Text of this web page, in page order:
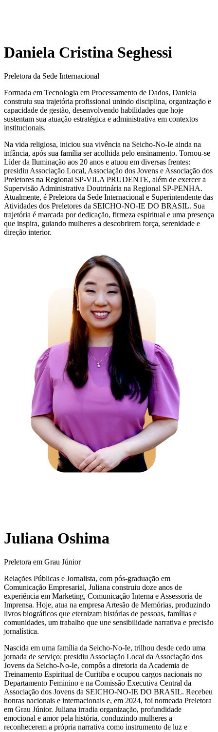
Daniela Cristina Seghessi
Preletora da Sede Internacional
Formada em Tecnologia em Processamento de Dados, Daniela
construiu sua trajetória profissional unindo disciplina, organização e
capacidade de gestão, desenvolvendo habilidades que hoje
sustentam sua atuação estratégica e administrativa em contextos
institucionais.
Na vida religiosa, iniciou sua vivência na Seicho-No-Ie ainda na
infância, após sua família ser acolhida pelo ensinamento. Tornou-se
Líder da Iluminação aos 20 anos e atuou em diversas frentes:
presidiu Associação Local, Associação dos Jovens e Associação dos
Preletores na Regional SP-VILA PRUDENTE, além de exercer a
Supervisão Administrativa Doutrinária na Regional SP-PENHA.
Atualmente, é Preletora da Sede Internacional e Superintendente das
Atividades dos Preletores da SEICHO-NO-IE DO BRASIL. Sua
trajetória é marcada por dedicação, firmeza espiritual e uma presença
que inspira, guiando mulheres a descobrirem força, serenidade e
direção interior.
Juliana Oshima
Preletora em Grau Júnior
Relações Públicas e Jornalista, com pós-graduação em
Comunicação Empresarial, Juliana construiu doze anos de
experiência em Marketing, Comunicação Interna e Assessoria de
Imprensa. Hoje, atua na empresa Artesão de Memórias, produzindo
livros biográficos que eternizam histórias de pessoas, famílias e
comunidades, um trabalho que une sensibilidade narrativa e precisão
jornalística.
Nascida em uma família da Seicho-No-Ie, trilhou desde cedo uma
jornada de serviço: presidiu Associação Local da Associação dos
Jovens da Seicho-No-Ie, compôs a diretoria da Academia de
Treinamento Espiritual de Curitiba e ocupou cargos nacionais no
Departamento Feminino e na Comissão Executiva Central da
Associação dos Jovens da SEICHO-NO-IE DO BRASIL. Recebeu
honras nacionais e internacionais e, em 2024, foi nomeada Preletora
em Grau Júnior. Juliana irradia organização, profundidade
emocional e amor pela história, conduzindo mulheres a
reconhecerem a própria narrativa como instrumento de luz e